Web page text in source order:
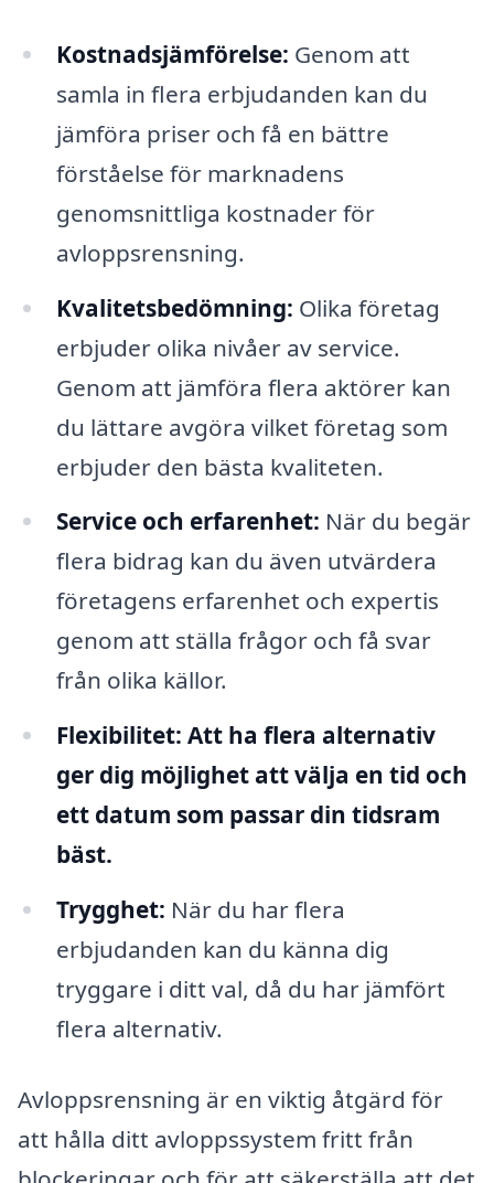
Kostnadsjämförelse: Genom att
samla in flera erbjudanden kan du
jämföra priser och få en bättre
förståelse för marknadens
genomsnittliga kostnader för
avloppsrensning.
Kvalitetsbedömning: Olika företag
erbjuder olika nivåer av service.
Genom att jämföra flera aktörer kan
du lättare avgöra vilket företag som
erbjuder den bästa kvaliteten.
Service och erfarenhet: När du begär
flera bidrag kan du även utvärdera
företagens erfarenhet och expertis
genom att ställa frågor och få svar
från olika källor.
Flexibilitet: Att ha flera alternativ
ger dig möjlighet att välja en tid och
ett datum som passar din tidsram
bäst.
Trygghet: När du har flera
erbjudanden kan du känna dig
tryggare i ditt val, då du har jämfört
flera alternativ.
Avloppsrensning är en viktig åtgärd för
att hålla ditt avloppssystem fritt från